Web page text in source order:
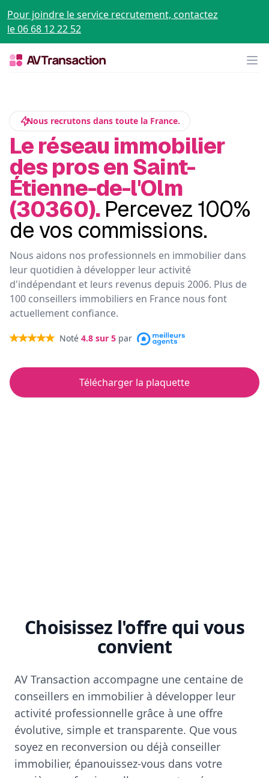
Pour joindre le service recrutement, contactez
le 06 68 12 22 52
Nous recrutons dans toute la France.
Le réseau immobilier
des pros en Saint-
Étienne-de-l'Olm
(30360). Percevez 100%
de vos commissions.
Nous aidons nos professionnels en immobilier dans
leur quotidien à développer leur activité
d'indépendant et leurs revenus depuis 2006. Plus de
100 conseillers immobiliers en France nous font
actuellement confiance.
Noté 4.8 sur 5 par
Télécharger la plaquette
Choisissez l'offre qui vous
convient
AV Transaction accompagne une centaine de
conseillers en immobilier à développer leur
activité professionnelle grâce à une offre
évolutive, simple et transparente. Que vous
soyez en reconversion ou déjà conseiller
immobilier, épanouissez-vous dans votre